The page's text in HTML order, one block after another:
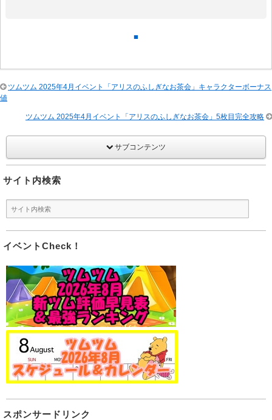
■
ツムツム 2025年4月イベント「アリスのふしぎなお茶会」キャラクターボーナス
値
ツムツム 2025年4月イベント「アリスのふしぎなお茶会」5枚目完全攻略
サブコンテンツ
サイト内検索
イベントCheck！
スポンサードリンク